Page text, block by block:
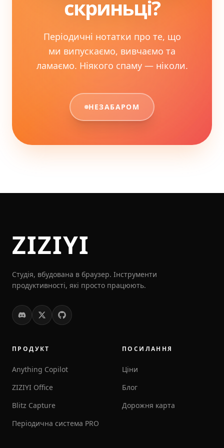
скриньці?
Періодичні нотатки про те, що
ми випускаємо, вивчаємо та
ламаємо. Ніякого спаму — ніколи.
НЕЗАБАРОМ
ZIZIYI
Студія, вбудована в браузер. Інструменти
продуктивності, які просто працюють.
ПРОДУКТ
Anything Copilot
ZIZIYI Office
Blitz Capture
Періодична система PRO
ПОСИЛАННЯ
Ціни
Блог
Дорожня карта